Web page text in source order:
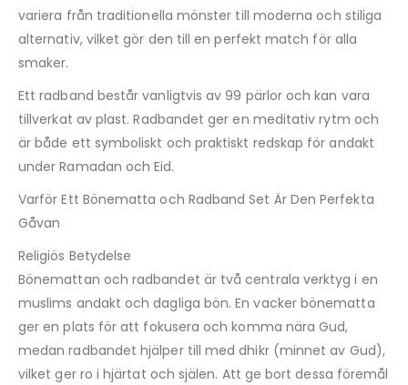
variera från traditionella mönster till moderna och stiliga
alternativ, vilket gör den till en perfekt match för alla
smaker.
Ett radband består vanligtvis av 99 pärlor och kan vara
tillverkat av plast. Radbandet ger en meditativ rytm och
är både ett symboliskt och praktiskt redskap för andakt
under Ramadan och Eid.
Varför Ett Bönematta och Radband Set Är Den Perfekta
Gåvan
Religiös Betydelse
Bönemattan och radbandet är två centrala verktyg i en
muslims andakt och dagliga bön. En vacker bönematta
ger en plats för att fokusera och komma nära Gud,
medan radbandet hjälper till med dhikr (minnet av Gud),
vilket ger ro i hjärtat och själen. Att ge bort dessa föremål